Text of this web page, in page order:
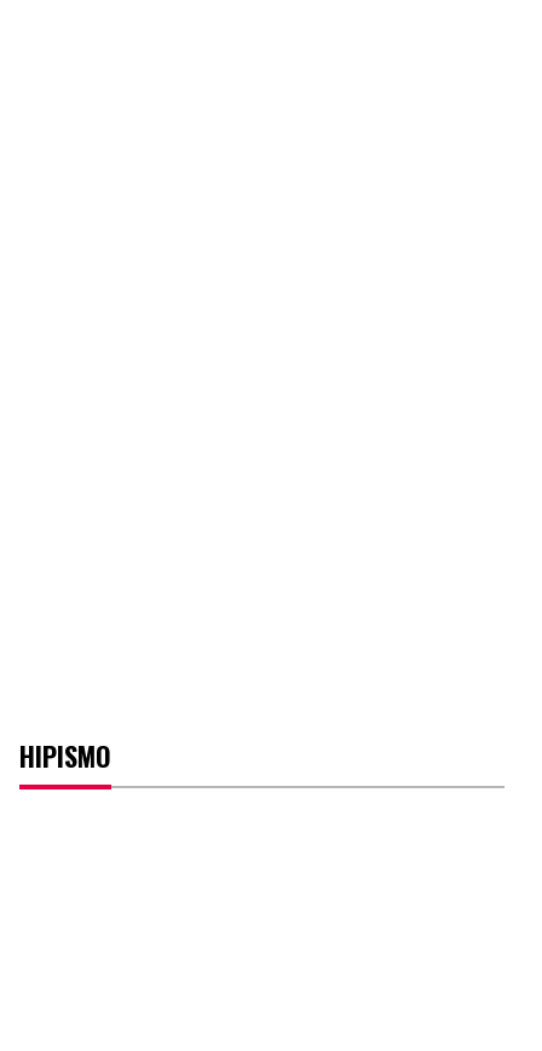
HIPISMO